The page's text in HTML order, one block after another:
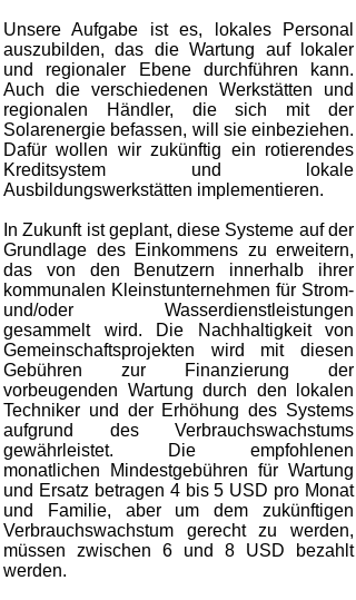
Unsere Aufgabe ist es, lokales Personal
auszubilden, das die Wartung auf lokaler
und regionaler Ebene durchführen kann.
Auch die verschiedenen Werkstätten und
regionalen Händler, die sich mit der
Solarenergie befassen, will sie einbeziehen.
Dafür wollen wir zukünftig ein rotierendes
Kreditsystem und lokale
Ausbildungswerkstätten implementieren.
In Zukunft ist geplant, diese Systeme auf der
Grundlage des Einkommens zu erweitern,
das von den Benutzern innerhalb ihrer
kommunalen Kleinstunternehmen für Strom-
und/oder Wasserdienstleistungen
gesammelt wird. Die Nachhaltigkeit von
Gemeinschaftsprojekten wird mit diesen
Gebühren zur Finanzierung der
vorbeugenden Wartung durch den lokalen
Techniker und der Erhöhung des Systems
aufgrund des Verbrauchswachstums
gewährleistet. Die empfohlenen
monatlichen Mindestgebühren für Wartung
und Ersatz betragen 4 bis 5 USD pro Monat
und Familie, aber um dem zukünftigen
Verbrauchswachstum gerecht zu werden,
müssen zwischen 6 und 8 USD bezahlt
werden.